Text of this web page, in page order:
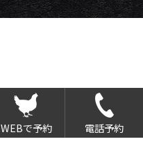
WEBで予約 電話予約